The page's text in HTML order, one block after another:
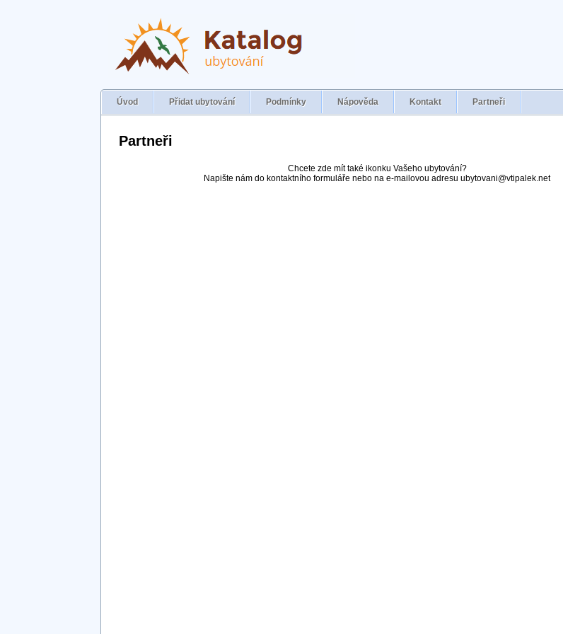
Úvod Přidat ubytování Podmínky Nápověda Kontakt Partneři
Partneři
Chcete zde mít také ikonku Vašeho ubytování?
Napište nám do kontaktního formuláře nebo na e-mailovou adresu ubytovani@vtipalek.net